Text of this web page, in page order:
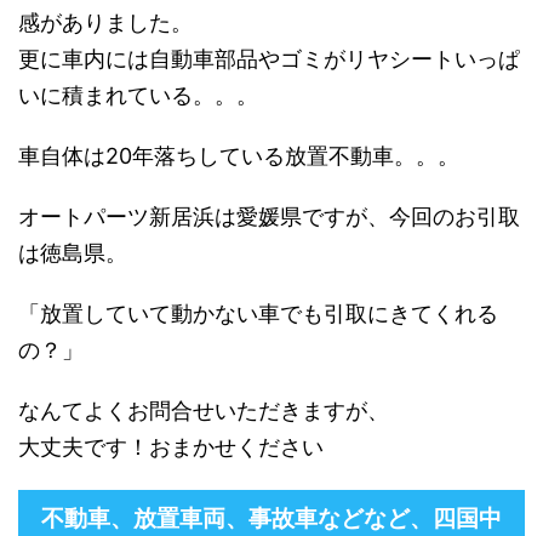
感がありました。
更に車内には自動車部品やゴミがリヤシートいっぱ
いに積まれている。。。
車自体は20年落ちしている放置不動車。。。
オートパーツ新居浜は愛媛県ですが、今回のお引取
は徳島県。
「放置していて動かない車でも引取にきてくれる
の？」
なんてよくお問合せいただきますが、
大丈夫です！おまかせください
不動車、放置車両、事故車などなど、四国中